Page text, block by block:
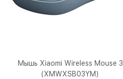
Мышь Xiaomi Wireless Mouse 3
(XMWXSB03YM)